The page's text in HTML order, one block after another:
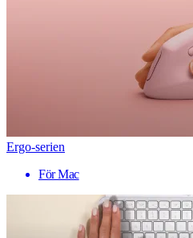
Ergo-serien
För Mac